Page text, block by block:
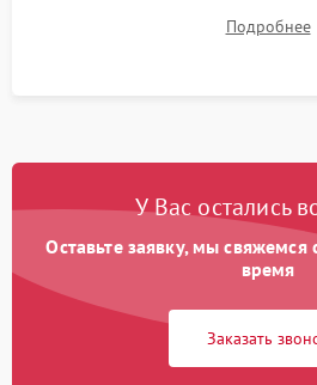
корректности слива,
посторонних стуков иПодробнее
У Вас остались
Оставьте заявку, мы
время
Заказать